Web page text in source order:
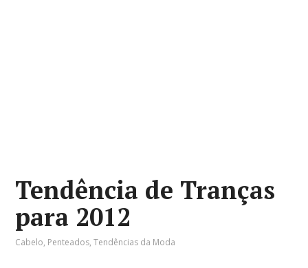
Tendência de Tranças
para 2012
Cabelo, Penteados,Tendências da Moda